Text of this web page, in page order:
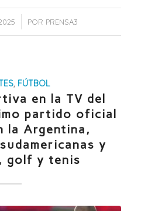
POR PRENSA3
, FÚTBOL
en la TV del
partido oficial
la Argentina,
y
golf y tenis